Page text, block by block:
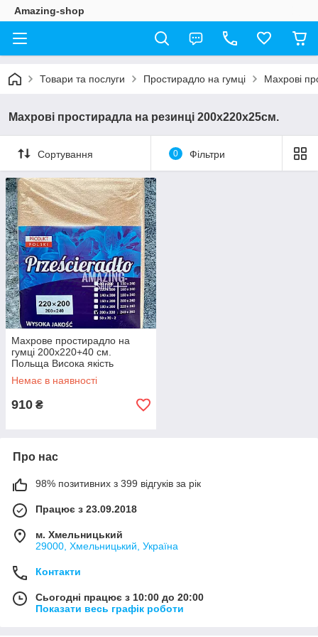
Amazing-shop
Товари та послуги Простирадло на гумці Махрові
Махрові простирадла на резинці 200х220х25см.
Сортування 0 Фільтри
Махрове простирадло на
гумці 200х220+40 см.
Польща Висока якість
Немає в наявності
910 ₴
Про нас
98% позитивних з 399 відгуків за рік
Працює з 23.09.2018
м. Хмельницький
29000, Хмельницький, Україна
Контакти
Сьогодні працює з 10:00 до 20:00
Показати весь графік роботи